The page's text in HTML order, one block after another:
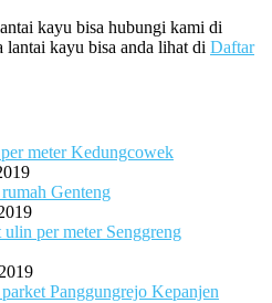
kayu bisa hubungi kami di
lantai kayu bisa anda lihat di Daftar
meter Kedungcowek
Genteng
per meter Senggreng
Panggungrejo Kepanjen